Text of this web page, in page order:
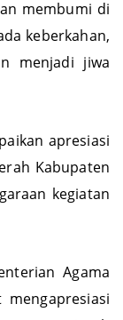
membumi di
keberkahan,
menjadi jiwa
apresiasi
Kabupaten
kegiatan
Agama
mengapresiasi